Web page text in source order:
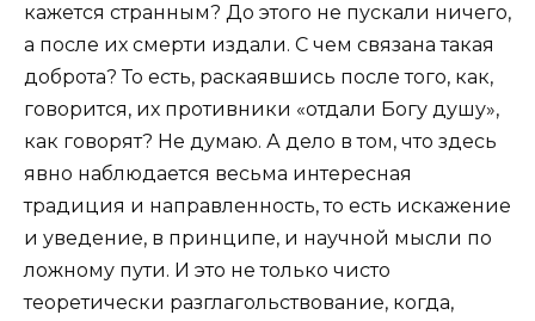
кажется странным? До этого не пускали ничего,
а после их смерти издали. С чем связана такая
доброта? То есть, раскаявшись после того, как,
говорится, их противники «отдали Богу душу»,
как говорят? Не думаю. А дело в том, что здесь
явно наблюдается весьма интересная
традиция и направленность, то есть искажение
и уведение, в принципе, и научной мысли по
ложному пути. И это не только чисто
теоретически разглагольствование, когда,